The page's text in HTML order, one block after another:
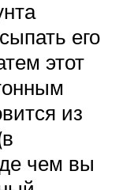
его
этот
из
чем вы